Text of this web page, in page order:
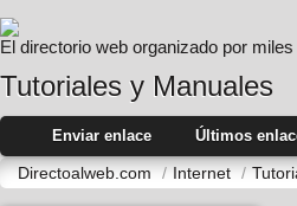
El directorio web organizado por
Tutoriales y Manuales
Enviar enlace Últimos
Directoalweb.com / Internet /